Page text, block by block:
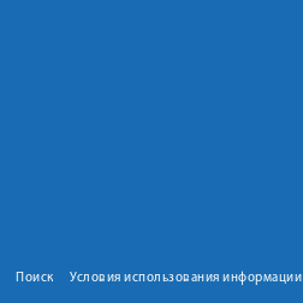
Поиск Условия использования информации